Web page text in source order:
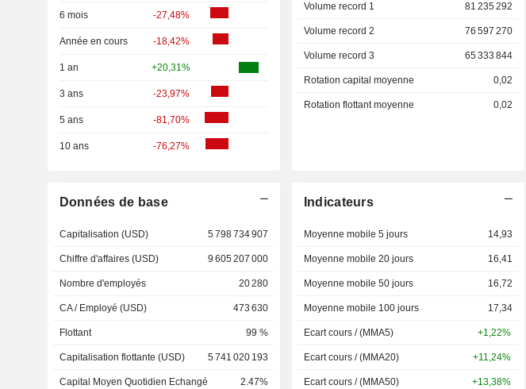
6 mois -27,48%
Année en cours -18,42%
1 an +20,31%
3 ans -23,97%
5 ans -81,70%
10 ans -76,27%
Volume record 1 81 235 292
Volume record 2 76 597 270
Volume record 3 65 333 844
Rotation capital moyenne 0,02
Rotation flottant moyenne 0,02
Données de base
Capitalisation (USD) 5 798 734 907
Chiffre d'affaires (USD) 9 605 207 000
Nombre d'employés 20 280
CA / Employé (USD) 473 630
Flottant 99 %
Capitalisation flottante (USD) 5 741 020 193
Capital Moyen Quotidien Echangé 2.47%
Indicateurs
Moyenne mobile 5 jours 14,93
Moyenne mobile 20 jours 16,41
Moyenne mobile 50 jours 16,72
Moyenne mobile 100 jours 17,34
Ecart cours / (MMA5) +1,22%
Ecart cours / (MMA20) +11,24%
Ecart cours / (MMA50) +13,38%